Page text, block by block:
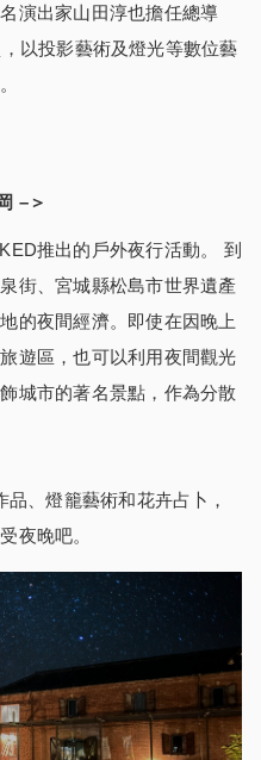
演出家山田淳也擔任總導
以投影藝術及燈光等數位藝
–＞
推出的戶外夜行活動。 到
街、宮城縣松島市世界遺產
的夜間經濟。即使在因晚上
遊區，也可以利用夜間觀光
城市的著名景點，作為分散
、燈籠藝術和花卉占卜，
夜晚吧。